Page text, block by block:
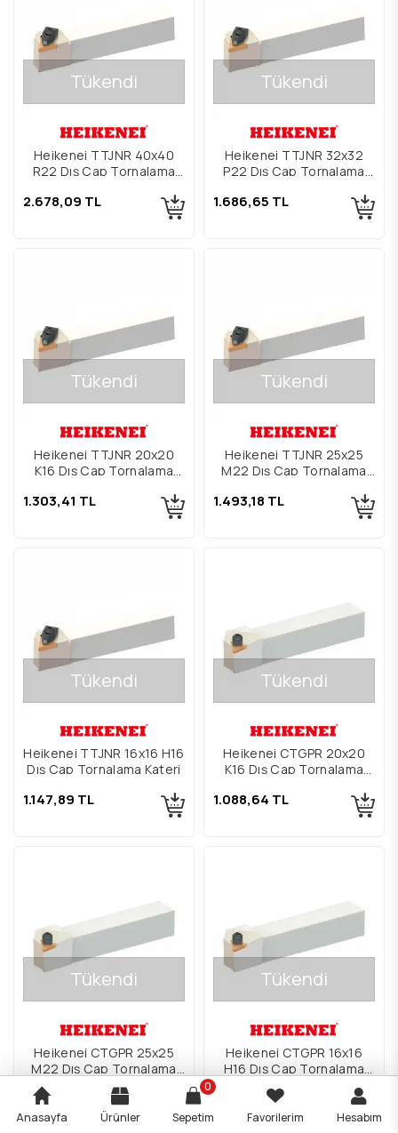
Tükendi
Heikenei TTJNR 40x40
R22 Dış Çap Tornalama
2.678,09 TL
Tükendi
Heikenei TTJNR 32x32
P22 Dış Çap Tornalama
1.686,65 TL
Tükendi
Heikenei TTJNR 20x20
K16 Dış Çap Tornalama
1.303,41 TL
Tükendi
Heikenei TTJNR 25x25
M22 Dış Çap Tornalama
1.493,18 TL
Tükendi
Heikenei TTJNR 16x16 H16
Dış Çap Tornalama Kateri
1.147,89 TL
Tükendi
Heikenei CTGPR 20x20
K16 Dış Çap Tornalama
1.088,64 TL
Tükendi
Heikenei CTGPR 25x25
M22 Dış Çap Tornalama
Kateri
1.147,89 TL
Tükendi
Heikenei CTGPR 16x16
H16 Dış Çap Tornalama
Kateri
1.059,02 TL
Anasayfa Ürünler Sepetim
0
Favorilerim Hesabım